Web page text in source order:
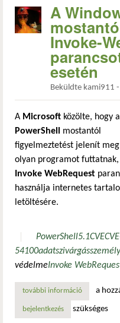
A
Invoke-
esetén
Beküldte kami911 -
A Microsoft közölte, hogy a
PowerShell
mostantól
figyelmeztetést jelenít
olyan programot futtatnak,
Invoke WebRequest
használja internetes
letöltésére.
PowerShell5.1CVE
54100adatszivárgás
védelmeInvoke
további információa windows
a
bejelentkezés szükséges